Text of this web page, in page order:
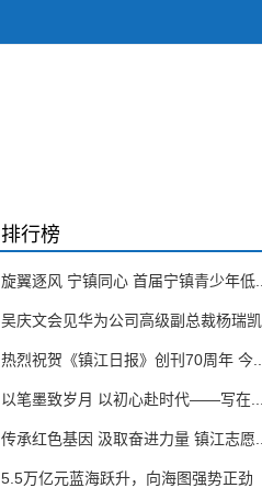
排行榜
旋翼逐风 宁镇同心 首届宁镇青少年低...
吴庆文会见华为公司高级副总裁杨瑞凯
热烈祝贺《镇江日报》创刊70周年 今...
以笔墨致岁月 以初心赴时代——写在...
传承红色基因 汲取奋进力量 镇江志愿...
5.5万亿元蓝海跃升，向海图强势正劲